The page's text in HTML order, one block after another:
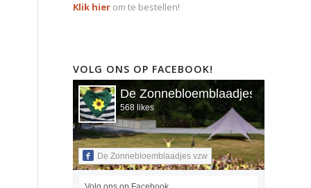
Klik hier om te bestellen!
VOLG ONS OP FACEBOOK!
De Zonnebloemblaadjes vzw
568 likes
De Zonnebloemblaadjes vzw